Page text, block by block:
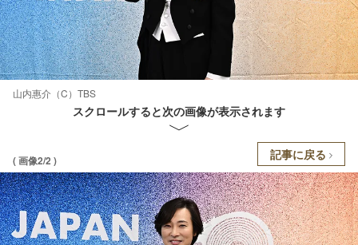
山内惠介（C）TBS
スクロールすると次の画像が表示されます
( 画像2/2 ) 記事に戻る